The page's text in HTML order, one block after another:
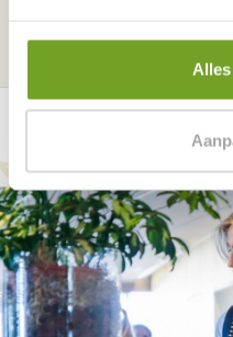
Vanaf 15 personen, per